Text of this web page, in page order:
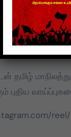
போன்ற
முன்னணி
செய்யும் என
தமிழ்